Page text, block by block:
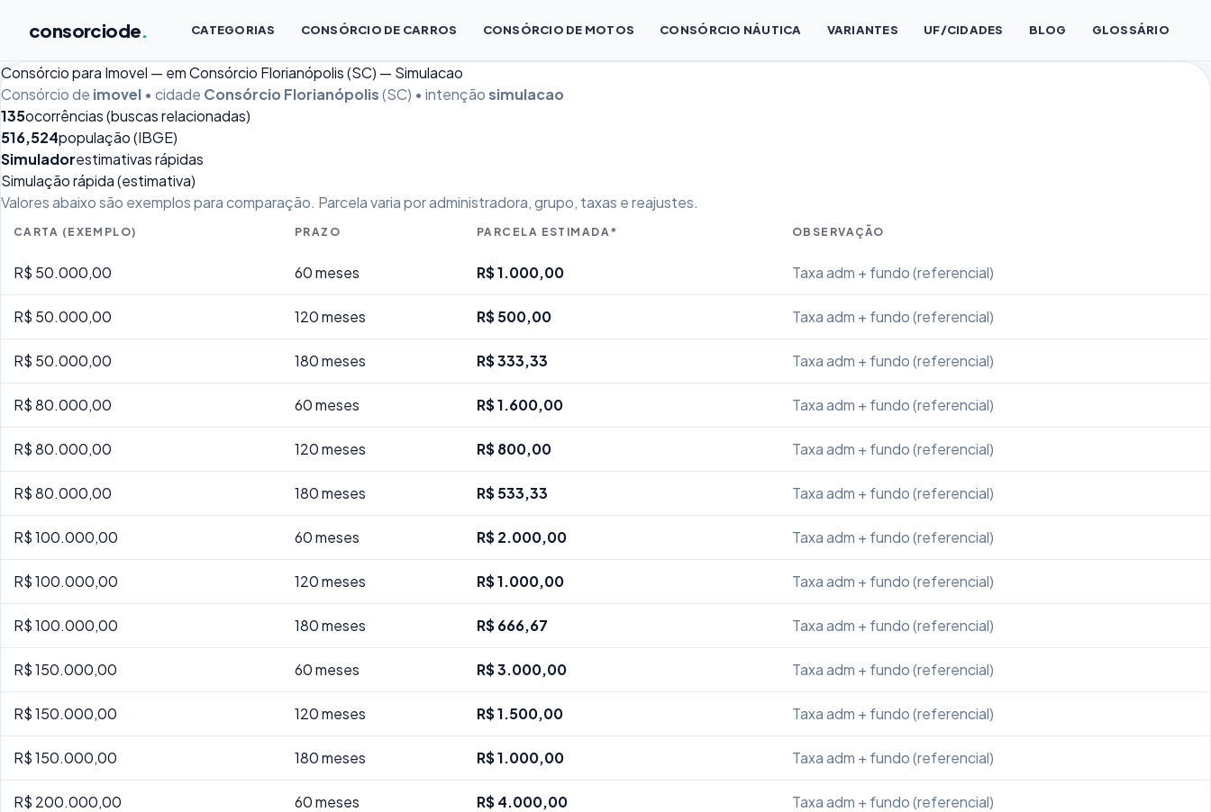
consorciode. CATEGORIAS CONSÓRCIO DE CARROS CONSÓRCIO DE MOTOS CONSÓRCIO NÁUTICA VARIANTES UF/CIDADES BLOG GLOSSÁRIO
Consórcio para Imovel — em Consórcio Florianópolis (SC) — Simulacao
Consórcio de imovel • cidade Consórcio Florianópolis(SC) • intençãosimulacao
135ocorrências (buscas relacionadas)
516,524população (IBGE)
Simuladorestimativas rápidas
Simulação rápida (estimativa)
Valores abaixo são exemplos para comparação. Parcela varia por administradora, grupo, taxas e reajustes.
CARTA (EXEMPLO) PRAZO PARCELA ESTIMADA* OBSERVAÇÃO
R$ 50.000,00 60 meses R$ 1.000,00 Taxa adm + fundo (referencial)
R$ 50.000,00 120 meses R$ 500,00 Taxa adm + fundo (referencial)
R$ 50.000,00 180 meses R$ 333,33 Taxa adm + fundo (referencial)
R$ 80.000,00 60 meses R$ 1.600,00 Taxa adm + fundo (referencial)
R$ 80.000,00 120 meses R$ 800,00 Taxa adm + fundo (referencial)
R$ 80.000,00 180 meses R$ 533,33 Taxa adm + fundo (referencial)
R$ 100.000,00 60 meses R$ 2.000,00 Taxa adm + fundo (referencial)
R$ 100.000,00 120 meses R$ 1.000,00 Taxa adm + fundo (referencial)
R$ 100.000,00 180 meses R$ 666,67 Taxa adm + fundo (referencial)
R$ 150.000,00 60 meses R$ 3.000,00 Taxa adm + fundo (referencial)
R$ 150.000,00 120 meses R$ 1.500,00 Taxa adm + fundo (referencial)
R$ 150.000,00 180 meses R$ 1.000,00 Taxa adm + fundo (referencial)
R$ 200.000,00 60 meses R$ 4.000,00 Taxa adm + fundo (referencial)